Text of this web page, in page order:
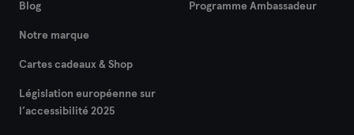
Blog
Notre marque
Cartes cadeaux & Shop
Législation européenne sur
l’accessibilité 2025
Programme Ambassadeur